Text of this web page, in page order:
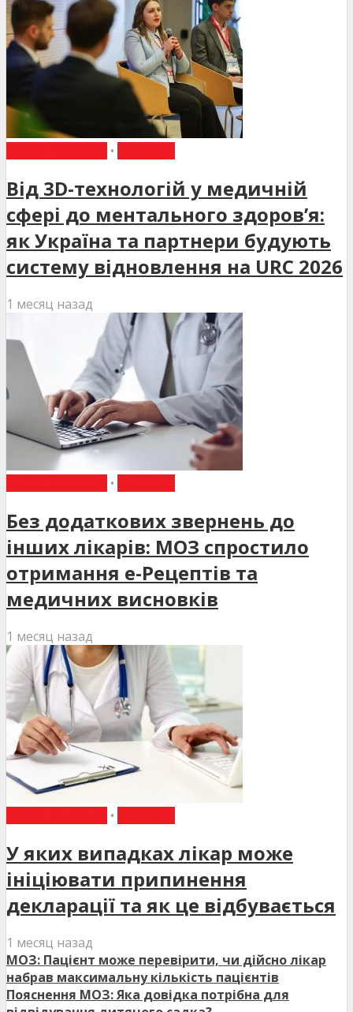
•
Від 3D-технологій у медичній
сфері до ментального здоров’я:
як Україна та партнери будують
систему відновлення на URC 2026
1 месяц назад
•
Без додаткових звернень до
інших лікарів: МОЗ спростило
отримання е-Рецептів та
медичних висновків
1 месяц назад
•
У яких випадках лікар може
ініціювати припинення
декларації та як це відбувається
1 месяц назад
МОЗ: Пацієнт може перевірити, чи дійсно лікар
набрав максимальну кількість пацієнтів
Пояснення МОЗ: Яка довідка потрібна для